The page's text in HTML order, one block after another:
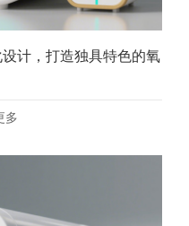
计，打造独具特色的氧
多